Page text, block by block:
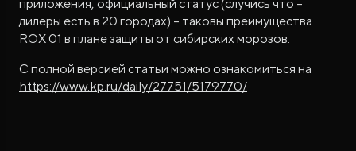
приложения, официальный статус (случись что –
дилеры есть в 20 городах) – таковы преимущества
ROX 01 в плане защиты от сибирских морозов.
С полной версией статьи можно ознакомиться на
https://www.kp.ru/daily/27751/5179770/